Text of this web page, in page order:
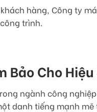
hàng, Công ty
trình.
Bảo Cho
ngành công
danh tiếng mạnh